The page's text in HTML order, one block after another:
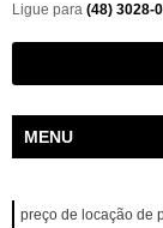
Ligue para (48) 3028-
MENU
preço de locação de